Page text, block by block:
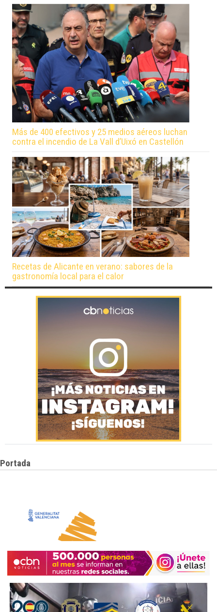
Más de 400 efectivos y 25 medios aéreos luchan
contra el incendio de La Vall d’Uixó en Castellón
Recetas de Alicante en verano: sabores de la
gastronomía local para el calor
Portada